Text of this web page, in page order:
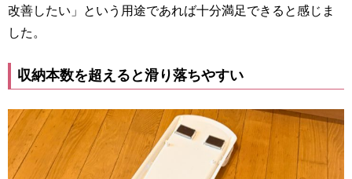
改善したい」という用途であれば十分満足できると感じま
した。
収納本数を超えると滑り落ちやすい